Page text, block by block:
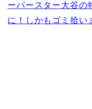
ーパースター大谷の
に！しかもゴミ拾